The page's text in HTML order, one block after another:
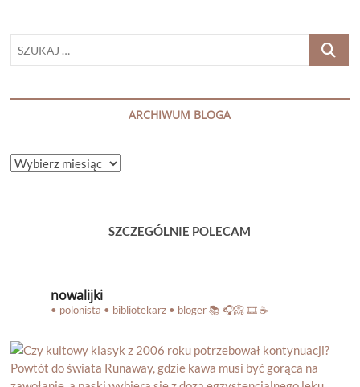
SZUKAJ
ARCHIWUM BLOGA
ARCHIWUM
SZCZEGÓLNIE POLECAM
nowalijki
• polonista • bibliotekarz • bloger📚 🎧📀 🎞️ ☕️